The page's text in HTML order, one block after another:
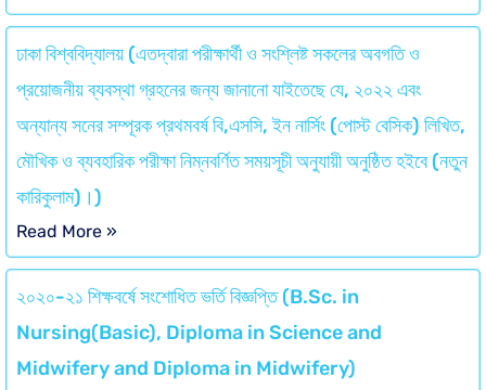
ঢাকা বিশ্ববিদ্যালয় (এতদ্বারা পরীক্ষার্থী ও সংশ্লিষ্ট সকলের অবগতি ও
প্রয়োজনীয় ব্যবস্থা গ্রহনের জন্য জানানো যাইতেছে যে, ২০২২ এবং
অন্যান্য সনের সম্পূরক প্রথমবর্ষ বি,এসসি, ইন নার্সিং (পোস্ট বেসিক) লিখিত,
মৌখিক ও ব্যবহারিক পরীক্ষা নিম্নবর্ণিত সময়সূচী অনুযায়ী অনুষ্ঠিত হইবে (নতুন
কারিকুলাম)।)
Read More »
২০২০-২১ শিক্ষবর্ষে সংশোধিত ভর্তি বিজ্ঞপ্তি (B.Sc. in
Nursing(Basic), Diploma in Science and
Midwifery and Diploma in Midwifery)